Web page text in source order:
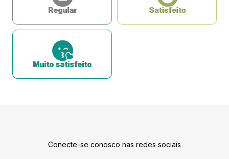
Regular Satisfeito
Muito satisfeito
Conecte-se conosco nas redes sociais